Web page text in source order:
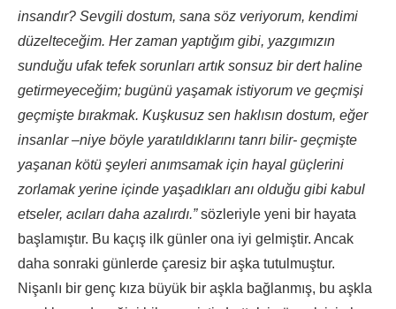
insandır? Sevgili dostum, sana söz veriyorum, kendimi
düzelteceğim. Her zaman yaptığım gibi, yazgımızın
sunduğu ufak tefek sorunları artık sonsuz bir dert haline
getirmeyeceğim; bugünü yaşamak istiyorum ve geçmişi
geçmişte bırakmak. Kuşkusuz sen haklısın dostum, eğer
insanlar –niye böyle yaratıldıklarını tanrı bilir- geçmişte
yaşanan kötü şeyleri anımsamak için hayal güçlerini
zorlamak yerine içinde yaşadıkları anı olduğu gibi kabul
etseler, acıları daha azalırdı.”sözleriyle yeni bir hayata
başlamıştır. Bu kaçış ilk günler ona iyi gelmiştir. Ancak
daha sonraki günlerde çaresiz bir aşka tutulmuştur.
Nişanlı bir genç kıza büyük bir aşkla bağlanmış, bu aşkla